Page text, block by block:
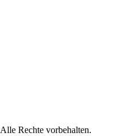
Rechte vorbehalten.